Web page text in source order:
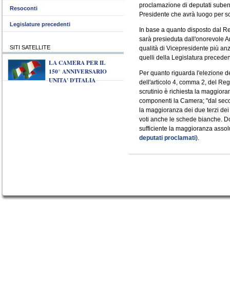
proclamazione di deputati
Presidente che avrà luogo per
In base a quanto disposto dal
sarà presieduta dall'onorevole
qualità di Vicepresidente più
quelli della Legislatura
Per quanto riguarda l'elezione
dell'articolo 4, comma 2, del
scrutinio è richiesta la
componenti la Camera; "dal
la maggioranza dei due terzi
voti anche le schede bianche.
sufficiente la maggioranza
deputati proclamati).
Resoconti
Legislature precedenti
SITI SATELLITE
LA CAMERA PER IL
150° ANNIVERSARIO
UNITA' D'ITALIA